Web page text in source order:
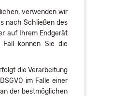
verwenden wir
nach Schließen des
auf Ihrem Endgerät
Fall können Sie die
die Verarbeitung
im Falle einer
der bestmöglichen